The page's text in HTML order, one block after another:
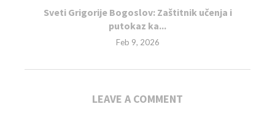
Sveti Grigorije Bogoslov: Zaštitnik učenja i
putokaz ka...
Feb 9, 2026
LEAVE A COMMENT